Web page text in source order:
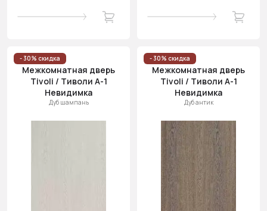
- 30% скидка
Межкомнатная дверь
Tivoli / Тиволи А-1
Невидимка
Дуб шампань
- 30% скидка
Межкомнатная дверь
Tivoli / Тиволи А-1
Невидимка
Дуб антик